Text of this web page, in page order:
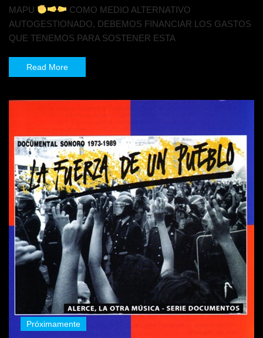
MAPU
COMO MEDIO ALTERNATIVO
AUTOGESTIONADO, DEBEMOS FINANCIAR LOS GASTOS
QUE TENEMOS PARA SOSTENER ESTA
Read More
Próximamente